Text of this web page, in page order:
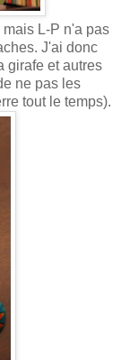
mais L-P n'a pas
J'ai donc
girafe et autres
ne pas les
tout le temps).